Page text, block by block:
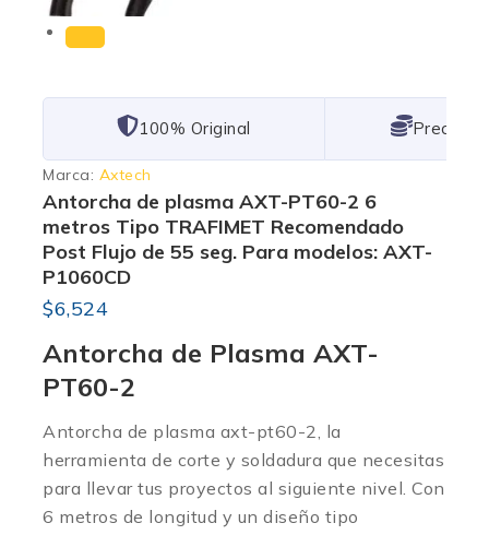
101% Original Lowest
Marca: Axtech
Antorcha de plasma AXT-PT60-2 6
metros Tipo TRAFIMET Recomendado
Post Flujo de 55 seg. Para modelos: AXT-
P1060CD
$6,524
Antorcha de Plasma AXT-
PT60-2
Antorcha de plasma axt-pt60-2, la
herramienta de corte y soldadura que necesitas
para llevar tus proyectos al siguiente nivel. Con
6 metros de longitud y un diseño tipo